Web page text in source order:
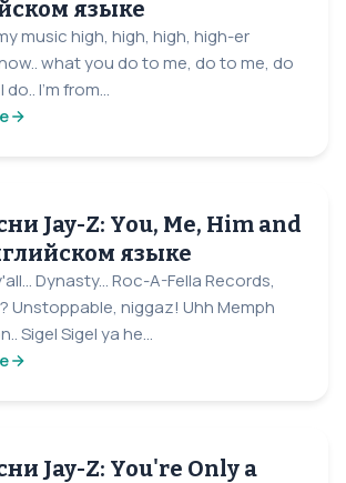
языке
music high, high, high, high-er
what you do to me, do to me, do
I'm from...
Jay-Z: You, Me, Him and
языке
Dynasty... Roc-A-Fella Records,
Unstoppable, niggaz! Uhh Memph
Sigel Sigel ya he...
Jay-Z: You're Only a